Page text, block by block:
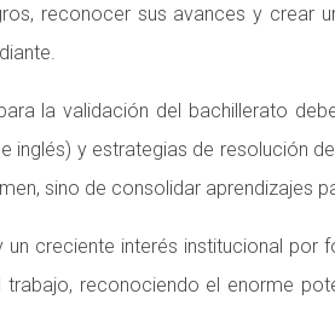
reconocer sus avances y crear
la validación del bachillerato
inglés) y estrategias de resolución
sino de consolidar aprendizajes
un creciente interés institucional
reconociendo el enorme